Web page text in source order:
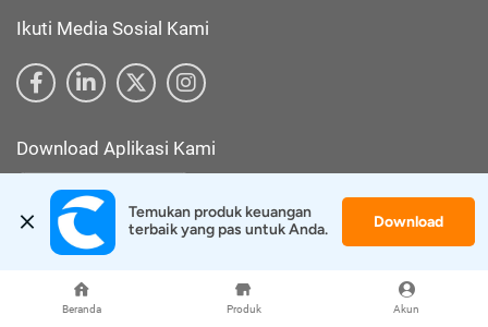
Beranda Produk Akun
Ikuti Media Sosial Kami
Download Aplikasi Kami
Temukan produk keuangan
terbaik yang pas untuk Anda.
Download